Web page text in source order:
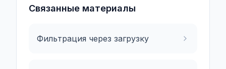
Связанные материалы
Фильтрация через загрузку